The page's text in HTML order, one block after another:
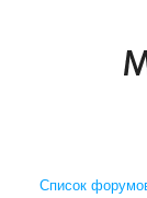
Список